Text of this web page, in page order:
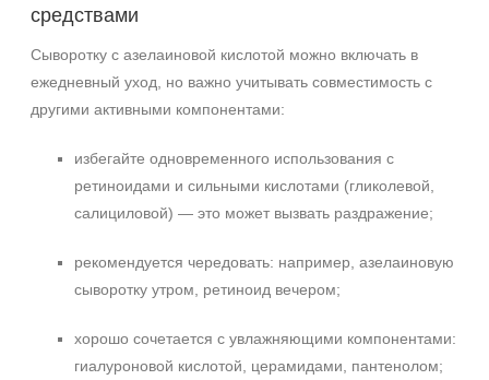
средствами
Сыворотку с азелаиновой кислотой можно включать в
ежедневный уход, но важно учитывать совместимость с
другими активными компонентами:
избегайте одновременного использования с
ретиноидами и сильными кислотами (гликолевой,
салициловой) — это может вызвать раздражение;
рекомендуется чередовать: например, азелаиновую
сыворотку утром, ретиноид вечером;
хорошо сочетается с увлажняющими компонентами:
гиалуроновой кислотой, церамидами, пантенолом;